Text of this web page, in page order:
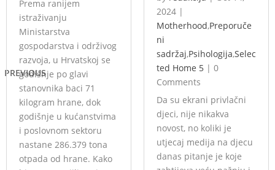
PREVIOUS
Prema ranijem
istraživanju
Ministarstva
gospodarstva i održivog
razvoja, u Hrvatskoj se
godišnje po glavi
stanovnika baci 71
kilogram hrane, dok
godišnje u kućanstvima
i poslovnom sektoru
nastane 286.379 tona
otpada od hrane. Kako
2024 |
Motherhood,Preporuče
ni
sadržaj,Psihologija,Selec
ted Home 5 | 0
Comments
Da su ekrani privlačni
djeci, nije nikakva
novost, no koliki je
utjecaj medija na djecu
danas pitanje je koje